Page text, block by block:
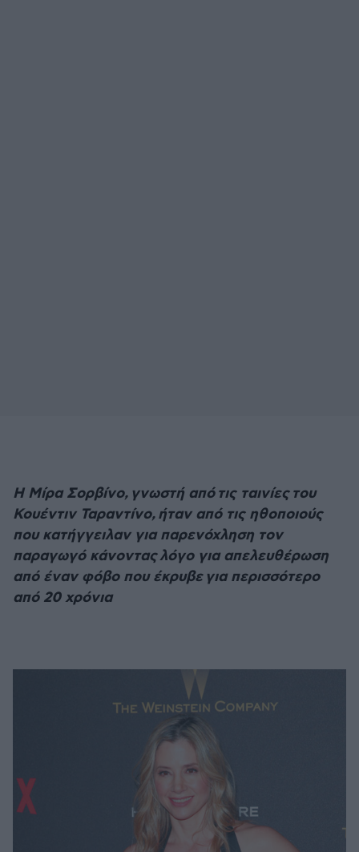
Η Μίρα Σορβίνο, γνωστή από τις ταινίες του
Κουέντιν Ταραντίνο, ήταν από τις ηθοποιούς
που κατήγγειλαν για παρενόχληση τον
παραγωγό κάνοντας λόγο για απελευθέρωση
από έναν φόβο που έκρυβε για περισσότερο
από 20 χρόνια